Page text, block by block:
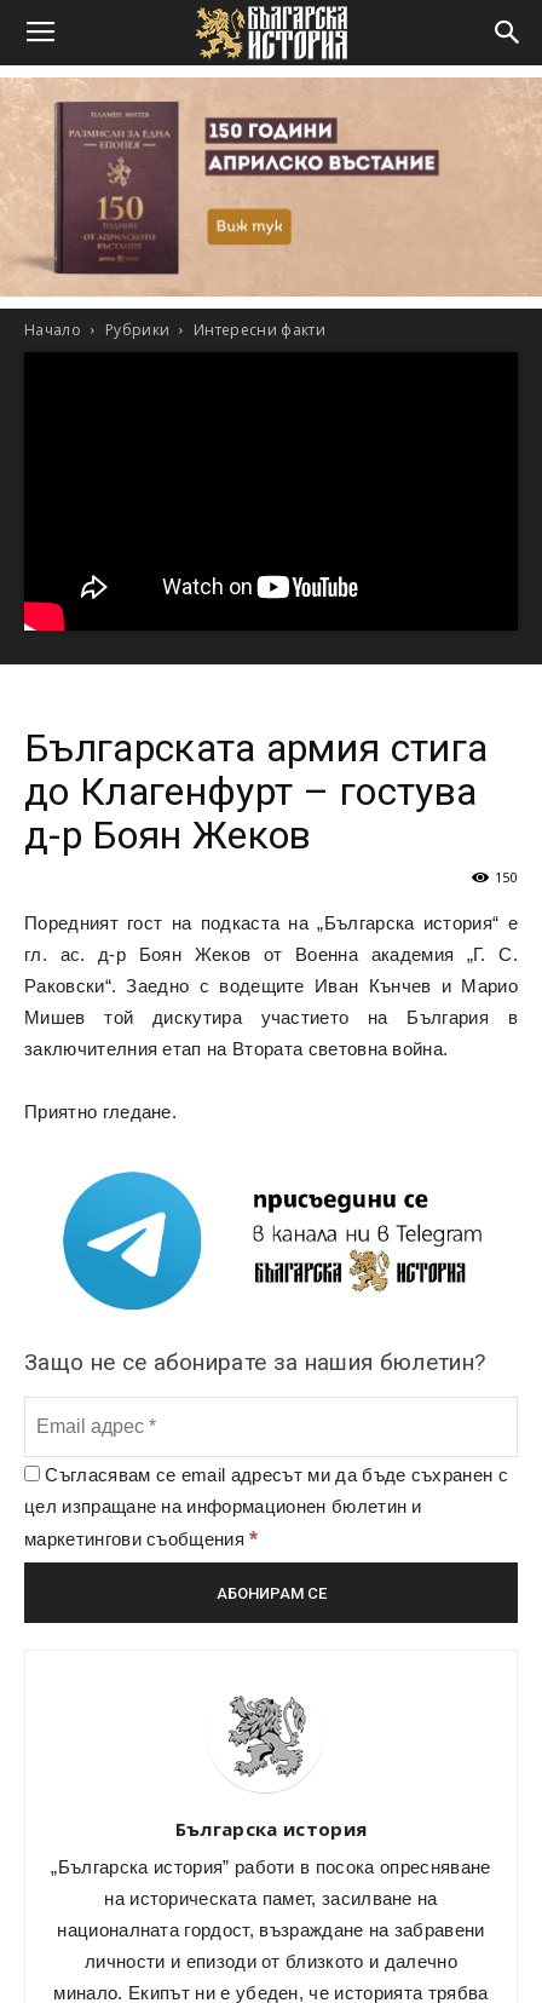
Начало Рубрики Интересни факти
Българската армия стига
до Клагенфурт – гостува
д-р Боян Жеков
150
Поредният гост на подкаста на „Българска история“ е
гл. ас. д-р Боян Жеков от Военна академия „Г. С.
Раковски“. Заедно с водещите Иван Кънчев и Марио
Мишев той дискутира участието на България в
заключителния етап на Втората световна война.
Приятно гледане.
Защо не се абонирате за нашия бюлетин?
Съгласявам се email адресът ми да бъде съхранен с
цел изпращане на информационен бюлетин и
маркетингови съобщения*
Българска история
„Българска история” работи в посока опресняване
на историческата памет, засилване на
националната гордост, възраждане на забравени
личности и епизоди от близкото и далечно
минало. Екипът ни е убеден, че историята трябва